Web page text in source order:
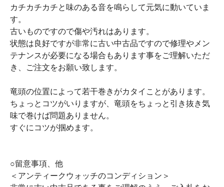
カチカチカチと味のある音を鳴らして元気に動いていま
す。
古いものですので傷や汚れはあります。
状態は良好ですが非常に古い中古品ですので修理やメン
テナンスが必要になる場合もあります事をご理解いただ
き、ご注文をお願い致します。
竜頭の位置によって若干巻きがカタイことがあります。
ちょっとコツがいりますが、竜頭をちょっと引き抜き気
味で巻けば問題ありません。
すぐにコツが掴めます。
○留意事項、他
＜アンティークウォッチのコンディション＞